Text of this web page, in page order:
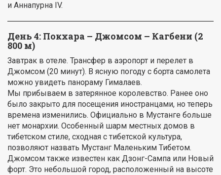
и Аннапурна IV.
День 4: Покхара – Джомсом – Кагбени (2
800 м)
Завтрак в отеле. Трансфер в аэропорт и перелет в
Джомсом (20 минут). В ясную погоду с борта самолета
можно увидеть панораму Гималаев.
Мы прибываем в затерянное королевство. Ранее оно
было закрыто для посещения иностранцами, но теперь
времена изменились. Официально в Мустанге больше
нет монархии. Особенный шарм местных домов в
тибетском стиле, сходная с тибетской культура,
позволяют назвать Мустанг Маленьким Тибетом.
Джомсом также известен как Дзонг-Сампа или Новый
форт. Это небольшой город, расположенный на высоте